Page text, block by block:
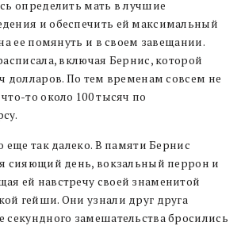
определить мать в лучшие
и обеспечить ей максимальный
ее помянуть и в своем завещании.
включая Бернис, которой
долларов. По тем временам совсем не
то около 100 тысяч по
еще так далеко. В памяти Бернис
сияющий день, вокзальный перрон и
ей навстречу своей знаменитой
гейши. Они узнали друг друга
секундного замешательства бросились